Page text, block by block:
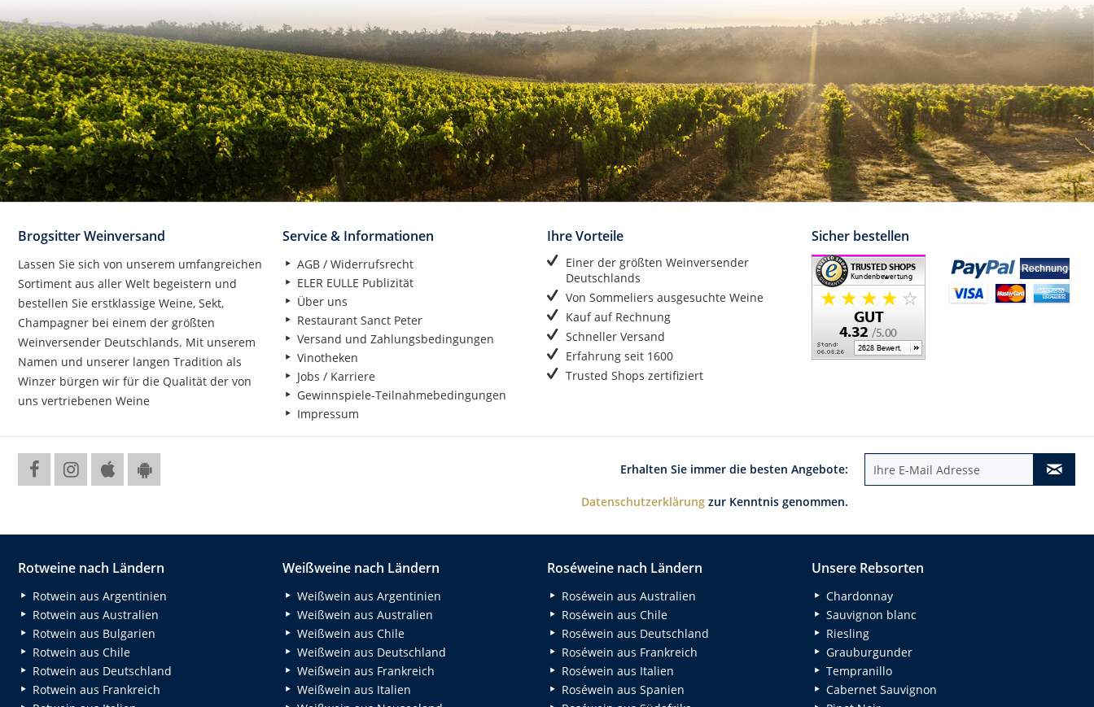
Brogsitter Weinversand
Lassen Sie sich von unserem umfangreichen
Sortiment aus aller Welt begeistern und
bestellen Sie erstklassige Weine, Sekt,
Champagner bei einem der größten
Weinversender Deutschlands. Mit unserem
Namen und unserer langen Tradition als
Winzer bürgen wir für die Qualität der von
uns vertriebenen Weine
Service & Informationen
AGB / Widerrufsrecht
ELER EULLE Publizität
Über uns
Restaurant Sanct Peter
Versand und Zahlungsbedingungen
Vinotheken
Jobs / Karriere
Gewinnspiele-Teilnahmebedingungen
Impressum
Ihre Vorteile
Einer der größten Weinversender
Deutschlands
Von Sommeliers ausgesuchte Weine
Kauf auf Rechnung
Schneller Versand
Erfahrung seit 1600
Trusted Shops zertifiziert
Sicher bestellen
Erhalten Sie immer die besten Angebote:
Datenschutzerklärung zur Kenntnis genommen.
Rotweine nach Ländern
Rotwein aus Argentinien
Rotwein aus Australien
Rotwein aus Bulgarien
Rotwein aus Chile
Rotwein aus Deutschland
Rotwein aus Frankreich
Weißweine nach Ländern
Weißwein aus Argentinien
Weißwein aus Australien
Weißwein aus Chile
Weißwein aus Deutschland
Weißwein aus Frankreich
Weißwein aus Italien
Roséweine nach Ländern
Roséwein aus Australien
Roséwein aus Chile
Roséwein aus Deutschland
Roséwein aus Frankreich
Roséwein aus Italien
Roséwein aus Spanien
Unsere Rebsorten
Chardonnay
Sauvignon blanc
Riesling
Grauburgunder
Tempranillo
Cabernet Sauvignon